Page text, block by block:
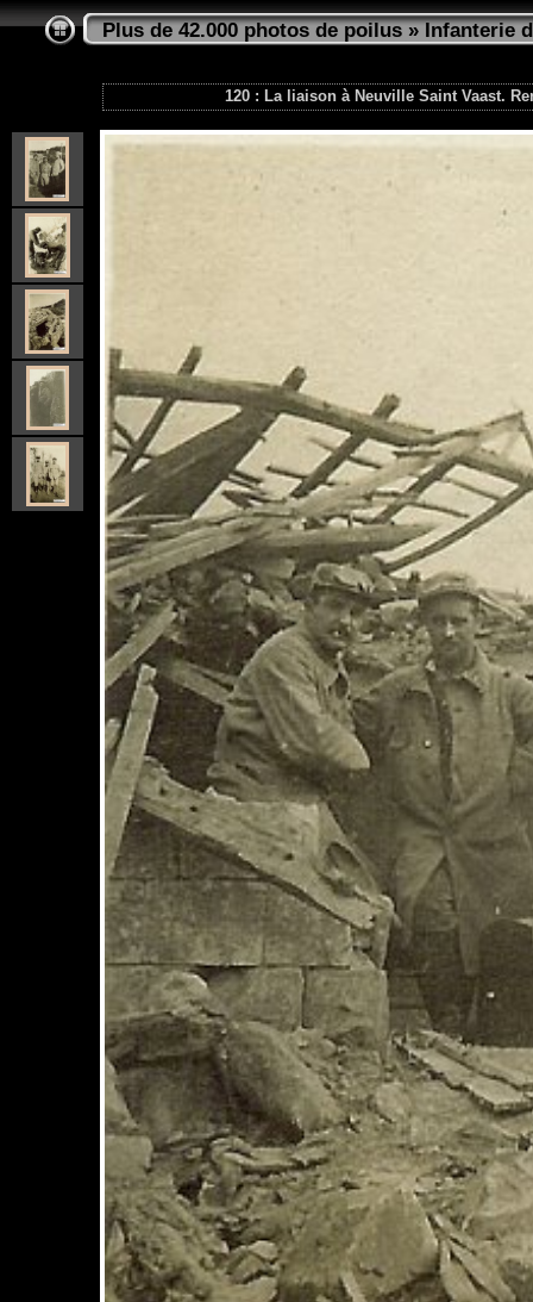
Plus de 42.000 photos de poilus»Infanterie
120 : La liaison à Neuville Saint Vaast.